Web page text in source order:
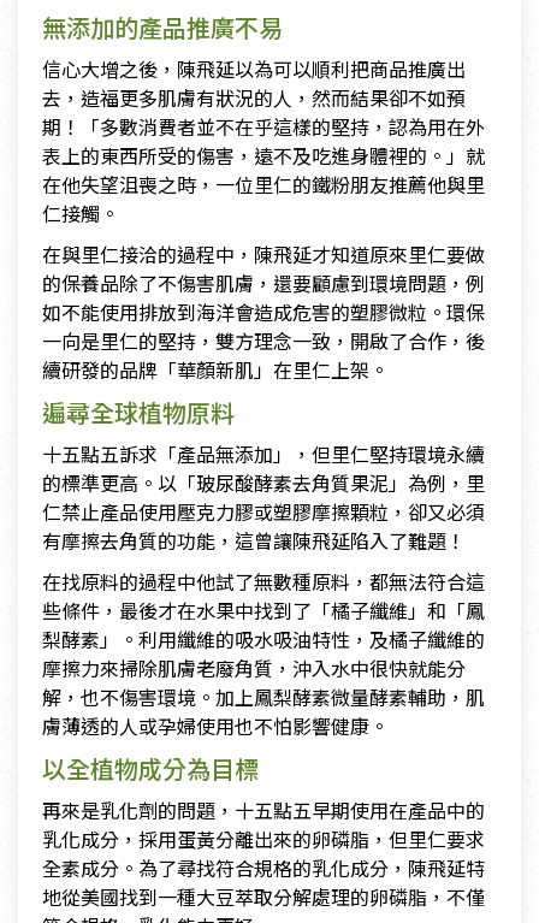
無添加的產品推廣不易
信心大增之後，陳飛延以為可以順利把商品推廣出
去，造福更多肌膚有狀況的人，然而結果卻不如預
期！「多數消費者並不在乎這樣的堅持，認為用在外
表上的東西所受的傷害，遠不及吃進身體裡的。」就
在他失望沮喪之時，一位里仁的鐵粉朋友推薦他與里
仁接觸。
在與里仁接洽的過程中，陳飛延才知道原來里仁要做
的保養品除了不傷害肌膚，還要顧慮到環境問題，例
如不能使用排放到海洋會造成危害的塑膠微粒。環保
一向是里仁的堅持，雙方理念一致，開啟了合作，後
續研發的品牌「華顏新肌」在里仁上架。
遍尋全球植物原料
十五點五訴求「產品無添加」，但里仁堅持環境永續
的標準更高。以「玻尿酸酵素去角質果泥」為例，里
仁禁止產品使用壓克力膠或塑膠摩擦顆粒，卻又必須
有摩擦去角質的功能，這曾讓陳飛延陷入了難題！
在找原料的過程中他試了無數種原料，都無法符合這
些條件，最後才在水果中找到了「橘子纖維」和「鳳
梨酵素」。利用纖維的吸水吸油特性，及橘子纖維的
摩擦力來掃除肌膚老廢角質，沖入水中很快就能分
解，也不傷害環境。加上鳳梨酵素微量酵素輔助，肌
膚薄透的人或孕婦使用也不怕影響健康。
以全植物成分為目標
再來是乳化劑的問題，十五點五早期使用在產品中的
乳化成分，採用蛋黃分離出來的卵磷脂，但里仁要求
全素成分。為了尋找符合規格的乳化成分，陳飛延特
地從美國找到一種大豆萃取分解處理的卵磷脂，不僅